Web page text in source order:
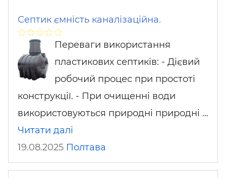
Септик ємність каналізаційна.
Переваги використання
пластикових септиків: - Дієвий
робочий процес при простоті
конструкції. - При очищенні води
використовуються природні природні …
Читати далі
19.08.2025 Полтава